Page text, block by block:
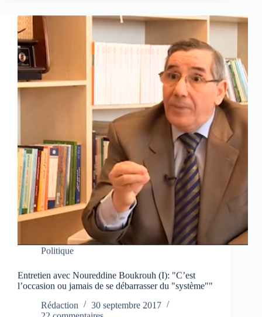
Politique
Entretien avec Noureddine Boukrouh (I): "C’est
l’occasion ou jamais de se débarrasser du "système""
Rédaction
30 septembre 2017